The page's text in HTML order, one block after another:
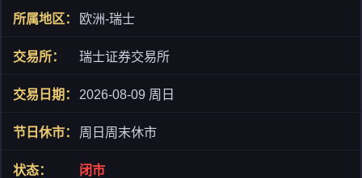
欧洲-瑞士
瑞士证券交易所
2026-08-09 周日
周日周末休市
闭市